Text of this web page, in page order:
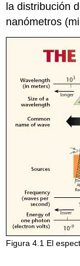
la distribución
nanómetros
Figura 4.1 El